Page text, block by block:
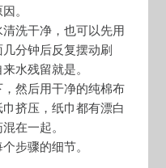
。
洗干净，也可以先用
分钟后反复摆动刷
水残留就是。
然后用干净的纯棉布
挤压，纸巾都有漂白
在一起。
步骤的细节。